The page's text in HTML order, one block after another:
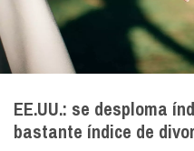
EE.UU.: se desploma
bastante índice de